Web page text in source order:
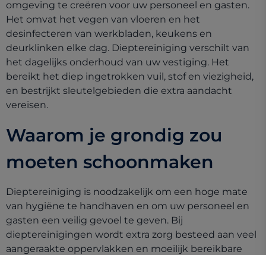
omgeving te creëren voor uw personeel en gasten.
Het omvat het vegen van vloeren en het
desinfecteren van werkbladen, keukens en
deurklinken elke dag. Dieptereiniging verschilt van
het dagelijks onderhoud van uw vestiging. Het
bereikt het diep ingetrokken vuil, stof en viezigheid,
en bestrijkt sleutelgebieden die extra aandacht
vereisen.
Waarom je grondig zou
moeten schoonmaken
Dieptereiniging is noodzakelijk om een hoge mate
van hygiëne te handhaven en om uw personeel en
gasten een veilig gevoel te geven. Bij
dieptereinigingen wordt extra zorg besteed aan veel
aangeraakte oppervlakken en moeilijk bereikbare